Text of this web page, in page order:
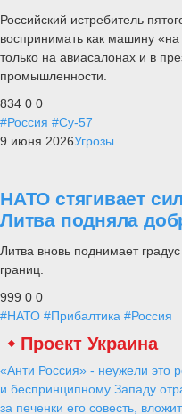
Российский истребитель
воспринимать как машину «на
только на авиасалонах и в
промышленности.
834 0 0
#Россия #Су-57
9 июня 2026Угрозы
НАТО стягивает
Литва подняла
Литва вновь поднимает
границ.
999 0 0
#НАТО #Прибалтика #Россия
Проект Украина
«Анти Россия» - неужели это
и беспринципному Западу
за печенки его совесть,